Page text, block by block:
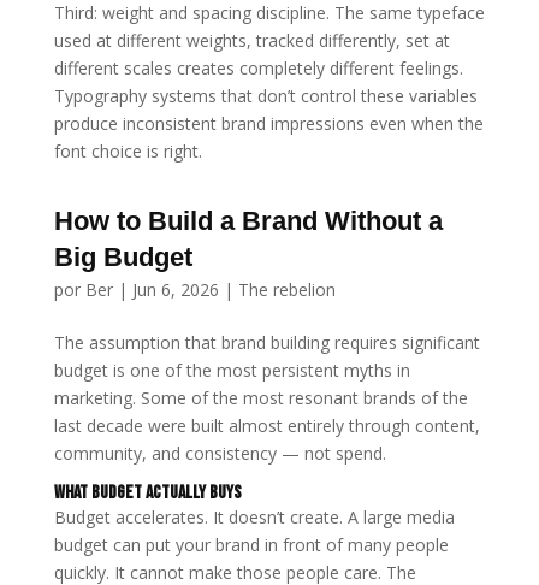
Third: weight and spacing discipline. The same typeface
used at different weights, tracked differently, set at
different scales creates completely different feelings.
Typography systems that don’t control these variables
produce inconsistent brand impressions even when the
font choice is right.
How to Build a Brand Without a
Big Budget
por Ber| Jun 6, 2026 | The rebelion
The assumption that brand building requires significant
budget is one of the most persistent myths in
marketing. Some of the most resonant brands of the
last decade were built almost entirely through content,
community, and consistency — not spend.
What Budget Actually Buys
Budget accelerates. It doesn’t create. A large media
budget can put your brand in front of many people
quickly. It cannot make those people care. The